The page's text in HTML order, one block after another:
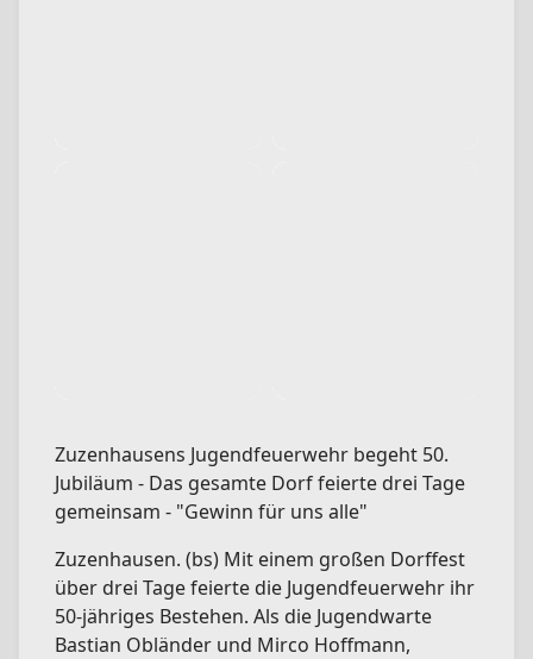
Zuzenhausens Jugendfeuerwehr begeht 50.
Jubiläum - Das gesamte Dorf feierte drei Tage
gemeinsam - "Gewinn für uns alle"
Zuzenhausen. (bs) Mit einem großen Dorffest
über drei Tage feierte die Jugendfeuerwehr ihr
50-jähriges Bestehen. Als die Jugendwarte
Bastian Obländer und Mirco Hoffmann,